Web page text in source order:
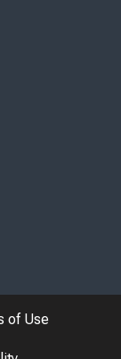
of Use